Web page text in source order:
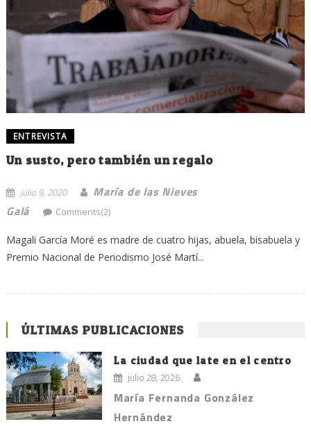
ENTREVISTA
Un susto, pero también un regalo
julio 9, 2020
María de las Nieves
Galá
Comments(2)
Magali García Moré es madre de cuatro hijas, abuela, bisabuela y
Premio Nacional de Periodismo José Martí...
ÚLTIMAS PUBLICACIONES
La ciudad que late en el centro
julio 28, 2026
María Fernanda González
Hernández